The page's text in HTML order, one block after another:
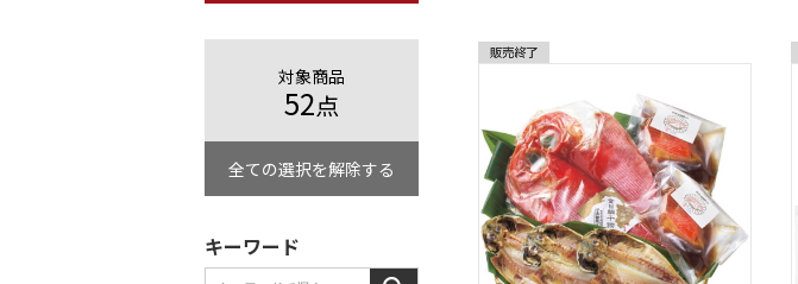
対象商品
52点
全ての選択を解除する
キーワード